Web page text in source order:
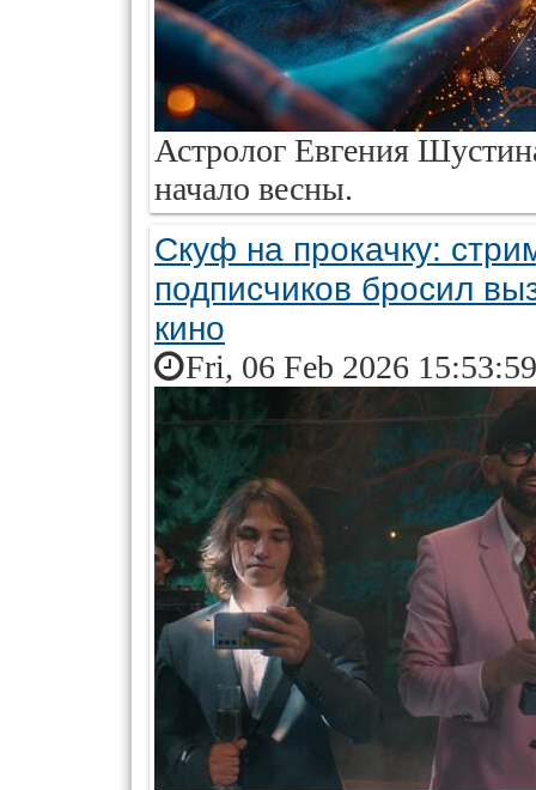
Астролог Евгения
начало весны.
Скуф на прокачку:
подписчиков бросил
кино
Fri, 06 Feb 2026